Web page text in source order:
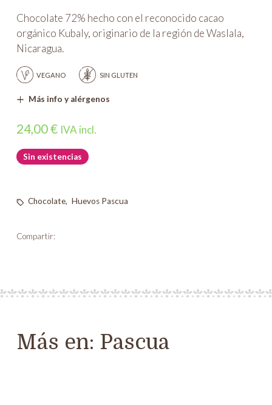
Chocolate 72% hecho con el reconocido cacao
orgánico Kubaly, originario de la región de Waslala,
Nicaragua.
VEGANO SIN GLUTEN
Más info y alérgenos
24,00€ IVA incl.
Sin existencias
Chocolate, Huevos Pascua
Compartir:
Más en: Pascua